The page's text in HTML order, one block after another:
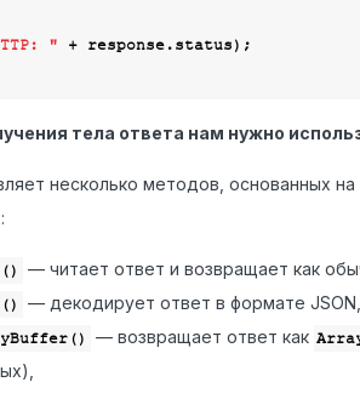
" + response.status);
тела ответа нам нужно
несколько методов, основанных
— читает ответ и возвращает как
— декодирует ответ в формате JSON,
— возвращает ответ как